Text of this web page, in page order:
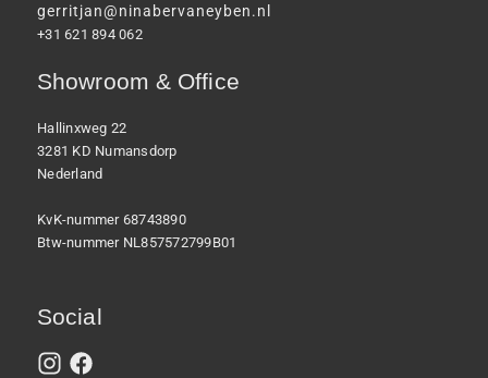
gerritjan@ninabervaneyben.nl
+31 621 894 062
Showroom & Office
Hallinxweg 22
3281 KD Numansdorp
Nederland
KvK-nummer 68743890
Btw-nummer NL857572799B01
Social